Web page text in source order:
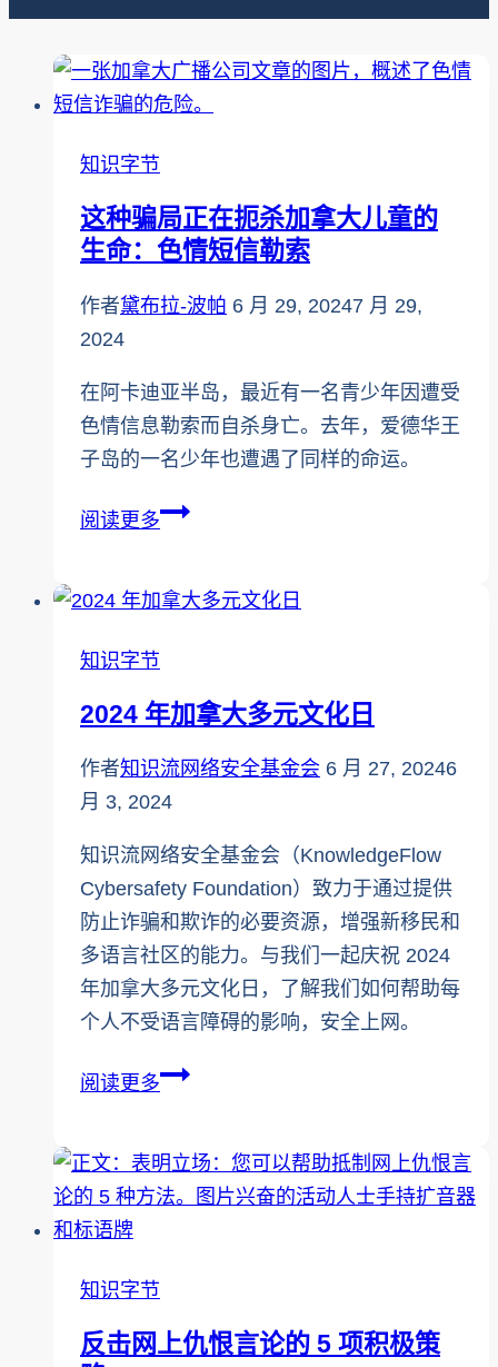
知识字节
这种骗局正在扼杀加拿大儿童的
生命：色情短信勒索
作者黛布拉-波帕 6 月 29, 20247 月 29,
2024
在阿卡迪亚半岛，最近有一名青少年因遭受
色情信息勒索而自杀身亡。去年，爱德华王
子岛的一名少年也遭遇了同样的命运。
阅读更多这
局
扼
加
拿
大
儿
童
的
生
命：
情
勒
索
知识字节
2024 年加拿大多元文化日
作者知识流网络安全基金会 6 月 27, 20246
月 3, 2024
知识流网络安全基金会（KnowledgeFlow
Cybersafety Foundation）致力于通过提供
防止诈骗和欺诈的必要资源，增强新移民和
多语言社区的能力。与我们一起庆祝 2024
年加拿大多元文化日，了解我们如何帮助每
个人不受语言障碍的影响，安全上网。
阅读更多2024
拿
大
化
知识字节
反击网上仇恨言论的 5 项积极策